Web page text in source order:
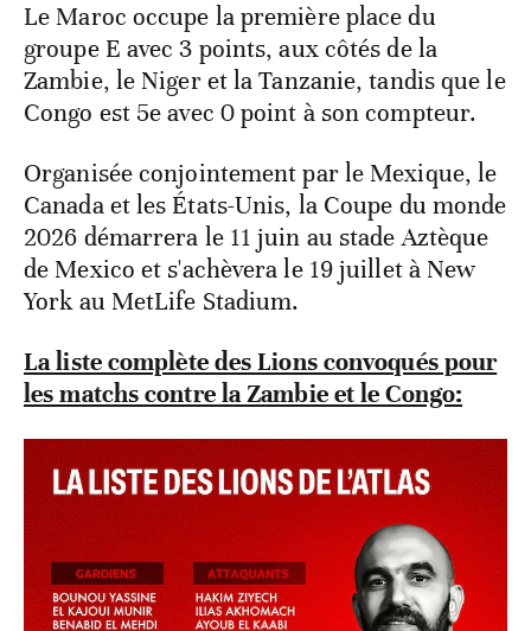
Le Maroc occupe la première place du
groupe E avec 3 points, aux côtés de la
Zambie, le Niger et la Tanzanie, tandis que le
Congo est 5e avec 0 point à son compteur.
Organisée conjointement par le Mexique, le
Canada et les États-Unis, la Coupe du monde
2026 démarrera le 11 juin au stade Aztèque
de Mexico et s'achèvera le 19 juillet à New
York au MetLife Stadium.
La liste complète des Lions convoqués pour
les matchs contre la Zambie et le Congo: